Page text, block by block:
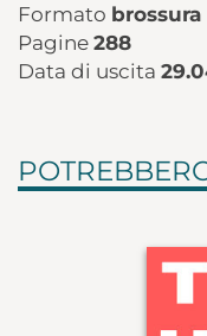
Formato brossura
Pagine 288
Data di uscita